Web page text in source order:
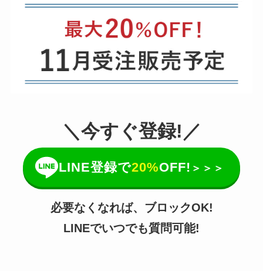
＼今すぐ登録!／
LINE登録で20%OFF! ＞＞＞
必要なくなれば、ブロックOK!
LINEでいつでも質問可能!